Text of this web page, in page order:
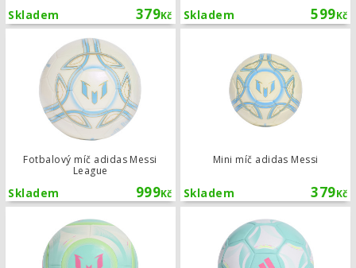
379Kč
Skladem 599Kč
Skladem
Fotbalový míč adidas Messi
League
999Kč
Skladem
Mini míč adidas Messi
379Kč
Skladem